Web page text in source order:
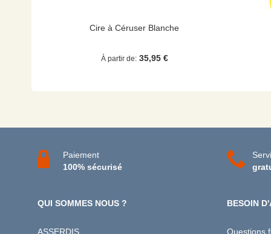
Cire à Céruser Blanche
À partir de 35,95 €
Paiement
100% sécurisé
QUI SOMMES NOUS ?
ASSERDIS
BESOIN
Questions